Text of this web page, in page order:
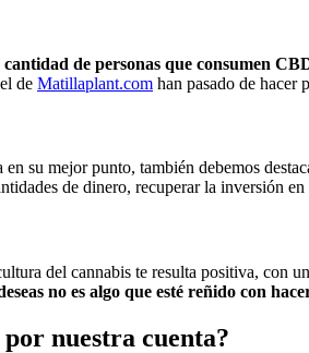
cantidad de personas que consumen
de Matillaplant.com han pasado de hacer
su mejor punto, también debemos
de dinero, recuperar la inversión en
del cannabis te resulta positiva,
no es algo que esté reñido con
nuestra cuenta?